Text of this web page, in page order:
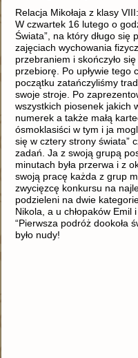
Relacja Mikołaja z klasy VIII:
W czwartek 16 lutego o
Świata”, na który długo
zajęciach wychowania
przebraniem i skończyło
przebiorę. Po upływie tego
początku zatańczyliśmy
swoje stroje. Po
wszystkich piosenek jakich
numerek a także małą
ósmoklasiści w tym i ja
się w cztery strony świata”
zadań. Ja z swoją grupą
minutach była przerwa i z
swoją pracę każda z grup
zwycięzcę konkursu na
podzieleni na dwie
Nikola, a u chłopaków
“Pierwsza podróż dookoła
było nudy!